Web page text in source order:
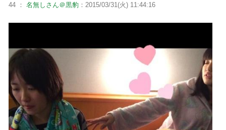
44 ： 名無しさん＠黒豹 ：2015/03/31(火) 11:44:16